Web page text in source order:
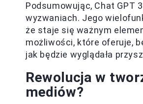
Podsumowując, Chat GPT
wyzwaniach. Jego
że staje się ważnym
możliwości, które oferuje,
jak będzie wyglądała
Rewolucja w
mediów?